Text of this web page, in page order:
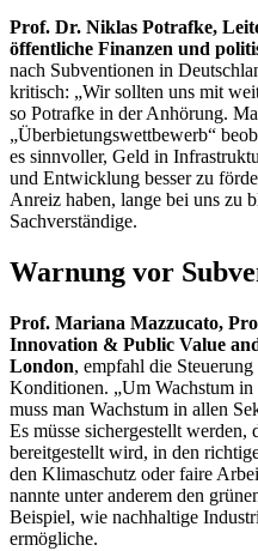
Prof. Dr. Niklas Potrafke,
öffentliche Finanzen und
nach Subventionen in
kritisch: „Wir sollten uns mit
so Potrafke in der Anhörung.
„Überbietungswettbewerb“
es sinnvoller, Geld in
und Entwicklung besser zu
Anreiz haben, lange bei uns zu
Sachverständige.
Warnung vor
Prof. Mariana Mazzucato,
Innovation & Public Value
London, empfahl die
Konditionen. „Um Wachstum
muss man Wachstum in allen
Es müsse sichergestellt werden,
bereitgestellt wird, in den
den Klimaschutz oder faire
nannte unter anderem den
Beispiel, wie nachhaltige
ermögliche.